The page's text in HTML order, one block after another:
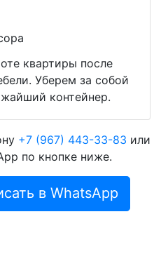
квартиры после
Уберем за собой
контейнер.
+7 (967) 443-33-83 или
по кнопке ниже.
в WhatsApp